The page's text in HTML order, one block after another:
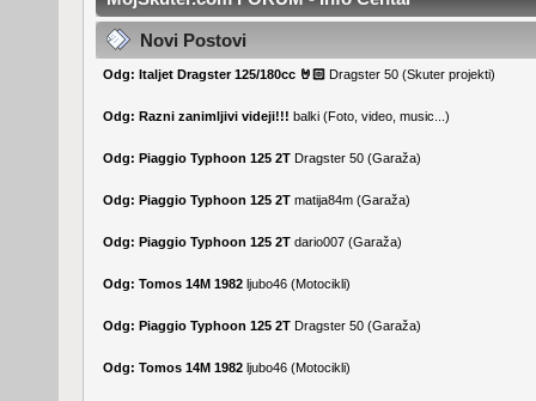
Novi Postovi
Odg: Italjet Dragster 125/180cc 🤘🏻 Dragster 50(Skuter projekti)
Odg: Razni zanimljivi videji!!! balki(Foto, video, music... )
Odg: Piaggio Typhoon 125 2T Dragster 50(Garaža)
Odg: Piaggio Typhoon 125 2T matija84m(Garaža)
Odg: Piaggio Typhoon 125 2T dario007(Garaža)
Odg: Tomos 14M 1982 ljubo46(Motocikli)
Odg: Piaggio Typhoon 125 2T Dragster 50(Garaža)
Odg: Tomos 14M 1982 ljubo46(Motocikli)